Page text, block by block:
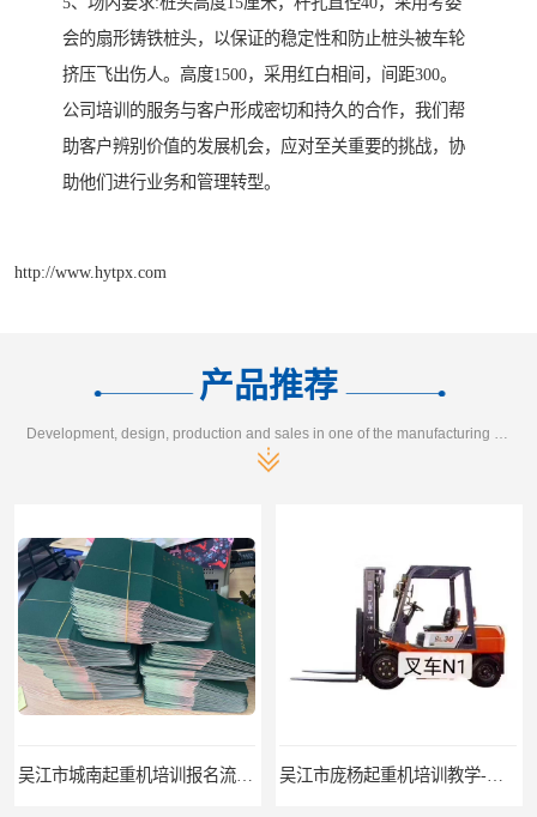
会的扇形铸铁桩头，以保证的稳定性和防止桩头被车轮
挤压飞出伤人。高度1500，采用红白相间，间距300。
公司培训的服务与客户形成密切和持久的合作，我们帮
助客户辨别价值的发展机会，应对至关重要的挑战，协
助他们进行业务和管理转型。
http://www.hytpx.com
产品推荐